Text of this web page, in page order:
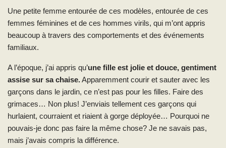
Une petite femme entourée de ces modèles, entourée de ces
femmes féminines et de ces hommes virils, qui m’ont appris
beaucoup à travers des comportements et des événements
familiaux.
A l’époque, j’ai appris qu’une fille est jolie et douce, gentiment
assise sur sa chaise.Apparemment courir et sauter avec les
garçons dans le jardin, ce n’est pas pour les filles. Faire des
grimaces… Non plus! J’enviais tellement ces garçons qui
hurlaient, courraient et riaient à gorge déployée… Pourquoi ne
pouvais-je donc pas faire la même chose? Je ne savais pas,
mais j’avais compris la différence.